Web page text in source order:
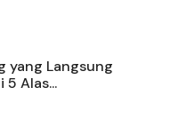
yang Langsung
5 Alas...